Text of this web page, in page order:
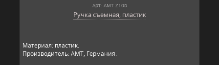
Арт: AMT Z10b
Ручка съемная, пластик
Материал: пластик.
Производитель: AMT, Германия.